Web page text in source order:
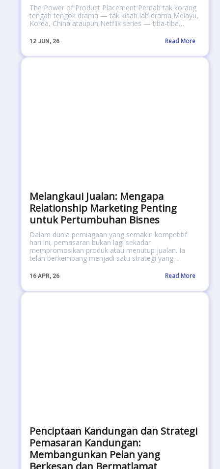
12 JUN, 26
The Power of Product Placement Pernah tak korang
tengah tengok drama — tak kisah lah drama Melayu,
Korea, China ataupun Netflix series — tiba-tiba…
Read More
Melangkaui Jualan: Mengapa
Relationship Marketing Penting
untuk Pertumbuhan Bisnes
16 APR, 26
Dalam dunia perniagaan yang semakin kompetitif
hari ini, pemasaran bukan lagi sekadar
mempromosikan produk atau menutup jualan. Ia
telah berkembang menjadi satu strategi yang…
Read More
Penciptaan Kandungan dan Strategi
Pemasaran Kandungan:
Membangunkan Pelan yang
Berkesan dan Bermatlamat